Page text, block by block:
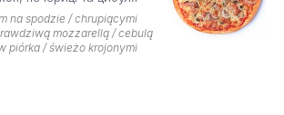
na spodzie / chrupiącymi
mozzarellą / cebulą
piórka / świeżo krojonymi